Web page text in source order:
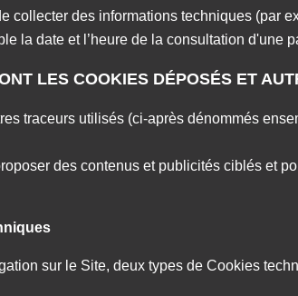
collecter des informations techniques (par
la date et l’heure de la consultation d'une
LES COOKIES DÉPOSÉS ET
traceurs utilisés (ci-après dénommés
des contenus et publicités ciblés et
sur le Site, deux types de Cookies